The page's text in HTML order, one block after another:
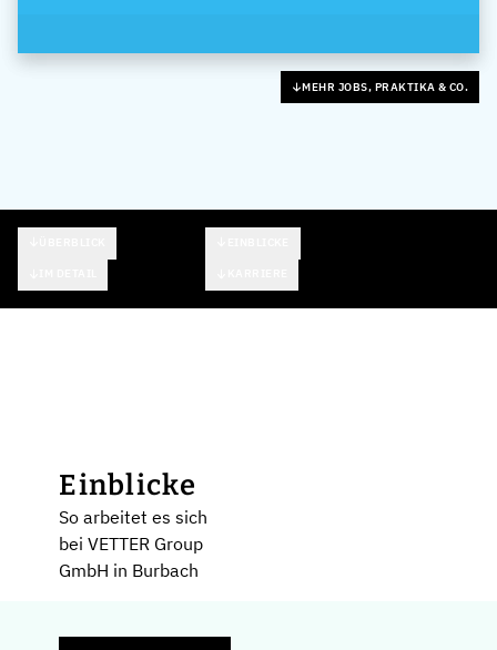
MEHR JOBS, PRAKTIKA & CO.
Einblicke
So arbeitet es sich
bei VETTER Group
GmbH in Burbach